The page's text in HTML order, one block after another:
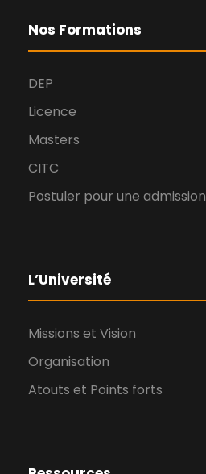
Nos Formations
DEP
Licence
Masters
CITC
Postuler pour une admission
L’Université
Missions et Vision
Organisation
Atouts et Points forts